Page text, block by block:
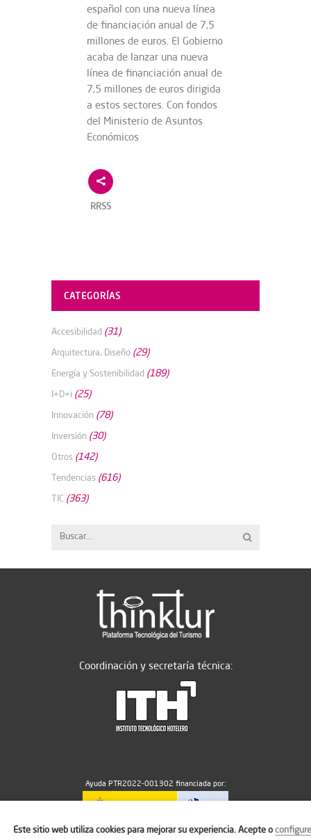
español con una nueva línea
de financiación anual de 7,5
millones de euros. El Gobierno
acaba de lanzar una nueva
línea de financiación anual de
7,5 millones de euros dirigida
a estos sectores. Con fondos
del Ministerio de Asuntos
Económicos
RRSS
CATEGORÍAS
Accesibilidad (31)
Arquitectura, Diseño (29)
Energía y Sostenibilidad (189)
I+D+i (25)
Innovación (78)
Inversión (30)
Otros (142)
Tendencias (616)
TIC (363)
Coordinación y secretaría técnica:
Ayuda PTR2022-001302 financiada por:
MICIU/AEI/10.13039/501100011033
Este sitio web utiliza cookies para mejorar su experiencia. Acepte oconfigure